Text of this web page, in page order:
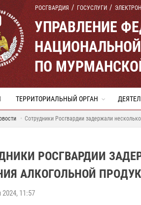
РОСГВАРДИЯ ГОСУСЛУГИ
УПРАВЛЕНИЕ
ПО
ТЕРРИТОРИАЛЬНЫЙ ОРГАН
Сотрудники Росгвардии задержали
РОСГВАРДИИ
АЛКОГОЛЬНОЙ
11:57